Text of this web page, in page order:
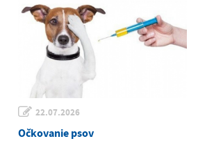
22.07.2026
Očkovanie psov